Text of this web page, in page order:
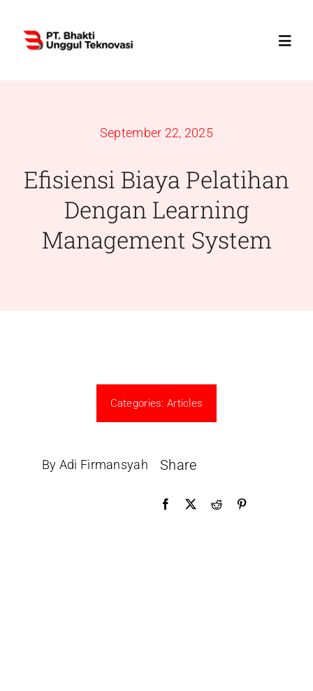
content
Services
Products
September 22, 2025
Efisiensi Biaya Pelatihan
Dengan Learning
Management System
Categories:Articles
By Adi Firmansyah Share